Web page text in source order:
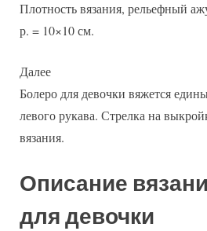
Плотность вязания, рельефный
р. = 10×10 см.
Далее
Болеро для девочки вяжется
левого рукава. Стрелка на
вязания.
Описание
для девочки